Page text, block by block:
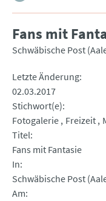
Fans mit
Schwäbische Post
Letzte Änderung
02.03.2017
Stichwort(e)
Fotogalerie Freizeit
Titel
Fans mit Fantasie
In
Schwäbische Post
Am